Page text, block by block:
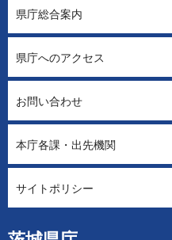
県庁総合案内
県庁へのアクセス
お問い合わせ
本庁各課・出先機関
サイトポリシー